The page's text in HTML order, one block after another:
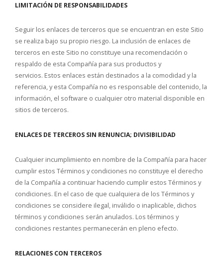
LIMITACIÓN DE RESPONSABILIDADES
Seguir los enlaces de terceros que se encuentran en este Sitio
se realiza bajo su propio riesgo. La inclusión de enlaces de
terceros en este Sitio no constituye una recomendación o
respaldo de esta Compañía para sus productos y
servicios. Estos enlaces están destinados a la comodidad y la
referencia, y esta Compañía no es responsable del contenido, la
información, el software o cualquier otro material disponible en
sitios de terceros.
ENLACES DE TERCEROS SIN RENUNCIA; DIVISIBILIDAD
Cualquier incumplimiento en nombre de la Compañía para hacer
cumplir estos Términos y condiciones no constituye el derecho
de la Compañía a continuar haciendo cumplir estos Términos y
condiciones. En el caso de que cualquiera de los Términos y
condiciones se considere ilegal, inválido o inaplicable, dichos
términos y condiciones serán anulados. Los términos y
condiciones restantes permanecerán en pleno efecto.
RELACIONES CON TERCEROS